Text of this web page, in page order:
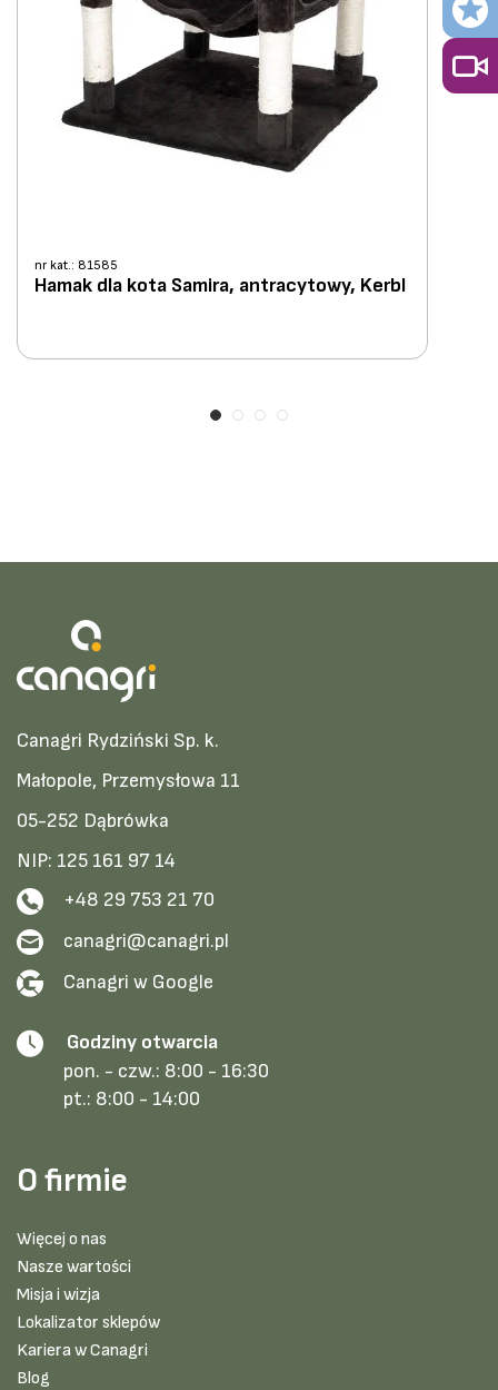
nr kat.: 81585
Hamak dla kota Samira, antracytowy, Kerbl
Canagri Rydziński Sp. k.
Małopole, Przemysłowa 11
05-252 Dąbrówka
NIP: 125 161 97 14
+48 29 753 21 70
canagri@canagri.pl
Canagri w Google
Godziny otwarcia
pon. - czw.: 8:00 - 16:30
pt.: 8:00 - 14:00
O firmie
Więcej o nas
Nasze wartości
Misja i wizja
Lokalizator sklepów
Kariera w Canagri
Blog